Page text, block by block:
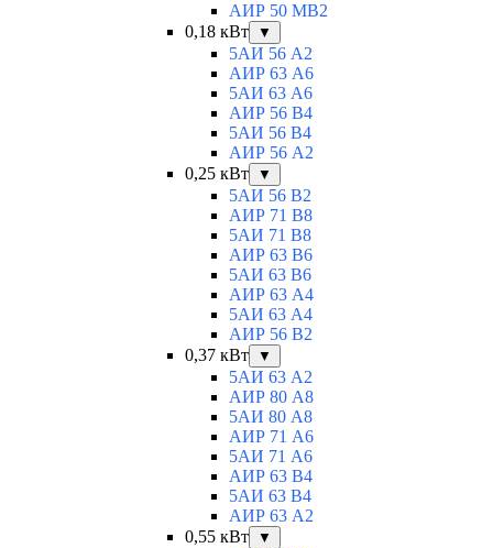
АИР 50 МВ2
0,18 кВт
▼
5АИ 56 A2
АИР 63 А6
5АИ 63 A6
АИР 56 В4
5АИ 56 В4
АИР 56 А2
0,25 кВт
▼
5АИ 56 B2
АИР 71 В8
5АИ 71 B8
АИР 63 B6
5АИ 63 B6
АИР 63 А4
5АИ 63 A4
АИР 56 В2
0,37 кВт
▼
5АИ 63 A2
АИР 80 А8
5АИ 80 A8
АИР 71 А6
5АИ 71 A6
АИР 63 B4
5АИ 63 B4
АИР 63 А2
0,55 кВт
▼